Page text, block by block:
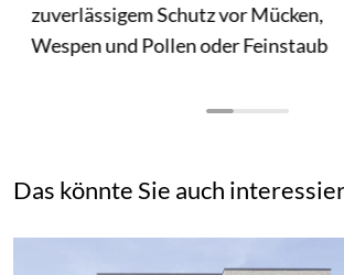
zuverlässigem Schutz vor Mücken,
Wespen und Pollen oder Feinstaub
Das könnte Sie auch